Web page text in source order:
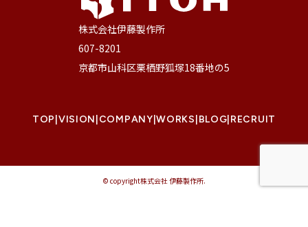
株式会社伊藤製作所
607-8201
京都市山科区栗栖野狐塚18番地の5
TOP VISION COMPANY |WORKS BLOG RECRUIT
© copyright株式会社 伊藤製作所.